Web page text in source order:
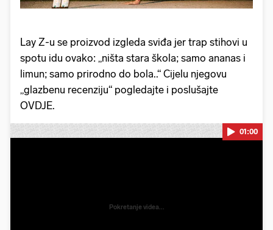
Lay Z-u se proizvod izgleda sviđa jer trap stihovi u
spotu idu ovako: „ništa stara škola; samo ananas i
limun; samo prirodno do bola..“ Cijelu njegovu
„glazbenu recenziju“ pogledajte i poslušajte
OVDJE.
Pokretanje videa...
01:00